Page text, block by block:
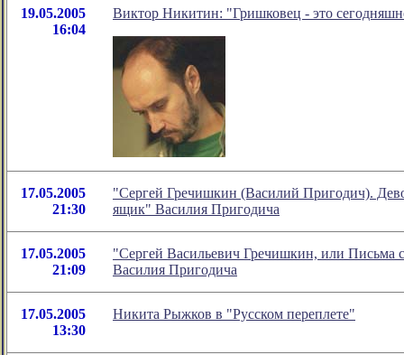
19.05.2005
16:04
Виктор Никитин: "Гришковец - это
17.05.2005
21:30
"Сергей Гречишкин (Василий Пригодич).
ящик" Василия Пригодича
17.05.2005
21:09
"Сергей Васильевич Гречишкин, или
Василия Пригодича
17.05.2005
13:30
Никита Рыжков в "Русском переплете"